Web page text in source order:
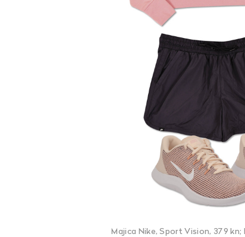
Majica Nike, Sport Vision, 379